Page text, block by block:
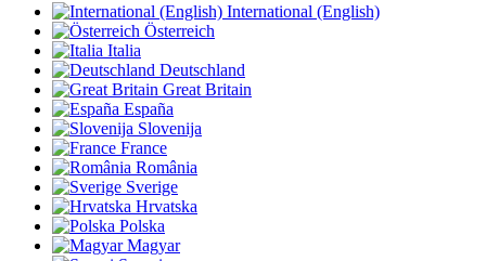
International (English)
Österreich
Italia
Deutschland
Great Britain
España
Slovenija
France
România
Sverige
Hrvatska
Polska
Magyar